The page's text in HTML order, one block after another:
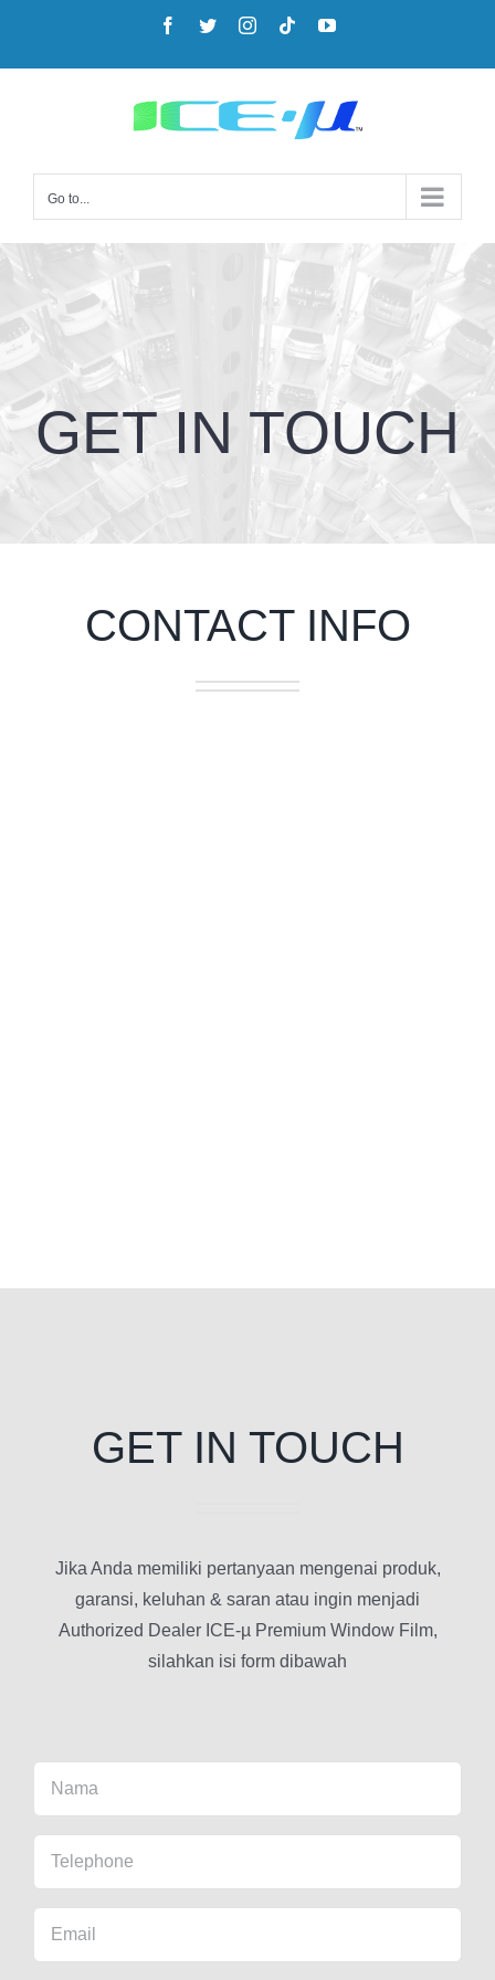
Go to...
GET IN TOUCH
CONTACT INFO
GET IN TOUCH
Jika Anda memiliki pertanyaan mengenai produk,
garansi, keluhan & saran atau ingin menjadi
Authorized Dealer ICE-µ Premium Window Film,
silahkan isi form dibawah